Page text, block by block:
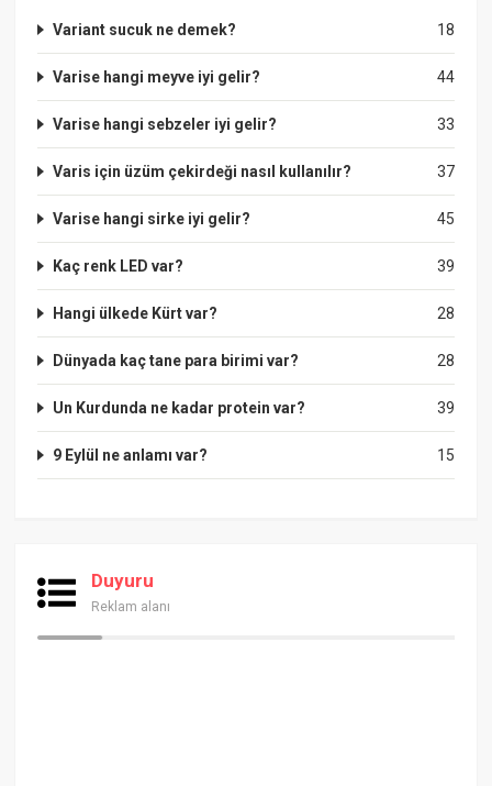
18
Variant sucuk ne demek?
44
Varise hangi meyve iyi gelir?
33
Varise hangi sebzeler iyi gelir?
37
Varis için üzüm çekirdeği nasıl kullanılır?
45
Varise hangi sirke iyi gelir?
39
Kaç renk LED var?
28
Hangi ülkede Kürt var?
28
Dünyada kaç tane para birimi var?
39
Un Kurdunda ne kadar protein var?
15
9 Eylül ne anlamı var?
Duyuru
Reklam alanı